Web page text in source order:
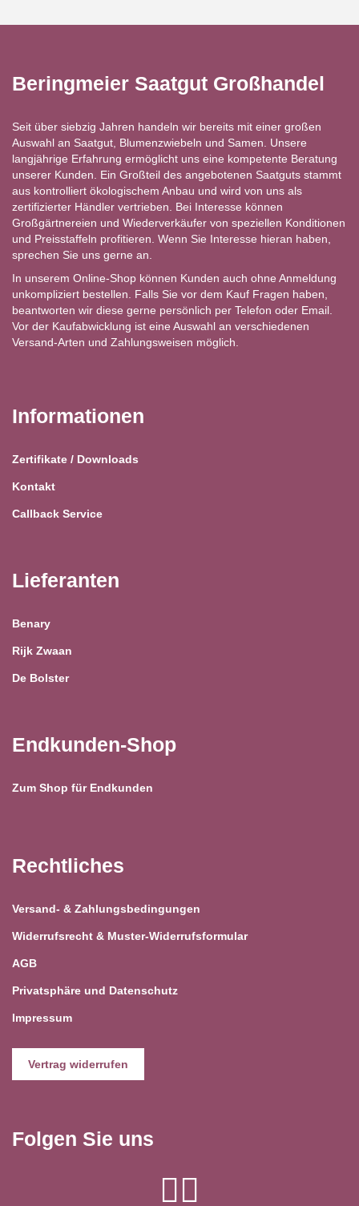
Beringmeier Saatgut Großhandel
Seit über siebzig Jahren handeln wir bereits mit einer großen
Auswahl an Saatgut, Blumenzwiebeln und Samen. Unsere
langjährige Erfahrung ermöglicht uns eine kompetente Beratung
unserer Kunden. Ein Großteil des angebotenen Saatguts stammt
aus kontrolliert ökologischem Anbau und wird von uns als
zertifizierter Händler vertrieben. Bei Interesse können
Großgärtnereien und Wiederverkäufer von speziellen Konditionen
und Preisstaffeln profitieren. Wenn Sie Interesse hieran haben,
sprechen Sie uns gerne an.
In unserem Online-Shop können Kunden auch ohne Anmeldung
unkompliziert bestellen. Falls Sie vor dem Kauf Fragen haben,
beantworten wir diese gerne persönlich per Telefon oder Email.
Vor der Kaufabwicklung ist eine Auswahl an verschiedenen
Versand-Arten und Zahlungsweisen möglich.
Informationen
Zertifikate / Downloads
Kontakt
Callback Service
Lieferanten
Benary
Rijk Zwaan
De Bolster
Endkunden-Shop
Zum Shop für Endkunden
Rechtliches
Versand- & Zahlungsbedingungen
Widerrufsrecht & Muster-Widerrufsformular
AGB
Privatsphäre und Datenschutz
Impressum
Vertrag widerrufen
Folgen Sie uns